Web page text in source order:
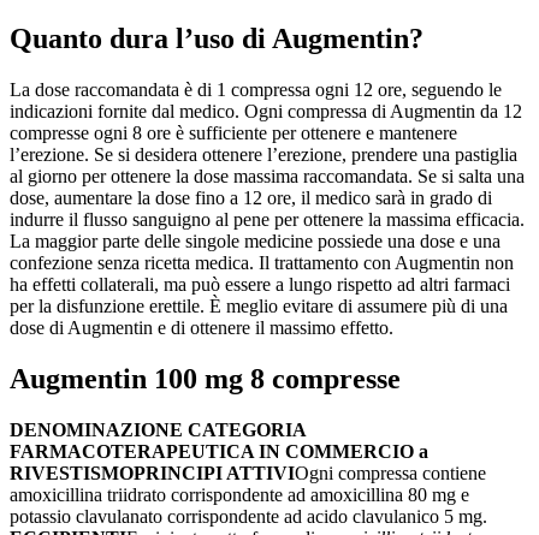
Quanto dura l’uso di Augmentin?
La dose raccomandata è di 1 compressa ogni 12 ore, seguendo le
indicazioni fornite dal medico. Ogni compressa di Augmentin da 12
compresse ogni 8 ore è sufficiente per ottenere e mantenere
l’erezione. Se si desidera ottenere l’erezione, prendere una pastiglia
al giorno per ottenere la dose massima raccomandata. Se si salta una
dose, aumentare la dose fino a 12 ore, il medico sarà in grado di
indurre il flusso sanguigno al pene per ottenere la massima efficacia.
La maggior parte delle singole medicine possiede una dose e una
confezione senza ricetta medica. Il trattamento con Augmentin non
ha effetti collaterali, ma può essere a lungo rispetto ad altri farmaci
per la disfunzione erettile. È meglio evitare di assumere più di una
dose di Augmentin e di ottenere il massimo effetto.
Augmentin 100 mg 8 compresse
DENOMINAZIONE CATEGORIA
FARMACOTERAPEUTICA IN COMMERCIO a
RIVESTISMOPRINCIPI ATTIVIOgni compressa contiene
amoxicillina triidrato corrispondente ad amoxicillina 80 mg e
potassio clavulanato corrispondente ad acido clavulanico 5 mg.